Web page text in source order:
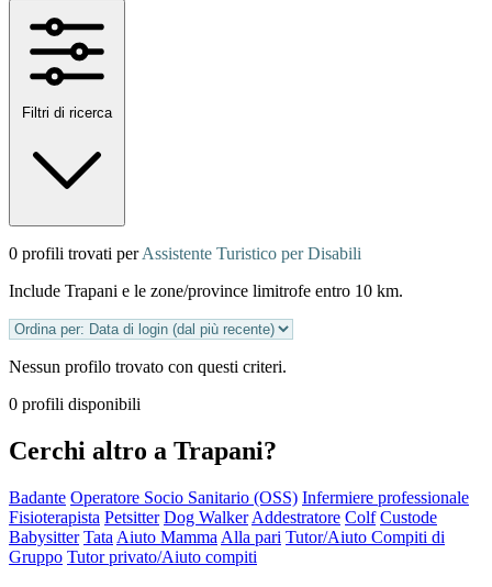
Filtri di ricerca
0 profili trovati perAssistente Turistico per Disabili
Include Trapani e le zone/province limitrofe entro 10 km.
Nessun profilo trovato con questi criteri.
0 profili disponibili
Cerchi altro a Trapani?
Badante Operatore Socio Sanitario (OSS) Infermiere professionale
Fisioterapista Petsitter Dog Walker Addestratore Colf Custode
Babysitter Tata Aiuto Mamma Alla pari Tutor/Aiuto Compiti di
Gruppo Tutor privato/Aiuto compiti